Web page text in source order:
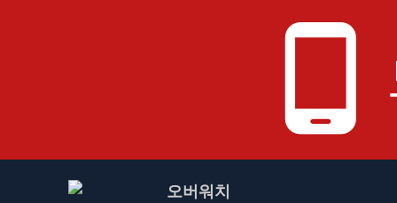
phone_android
오버워치